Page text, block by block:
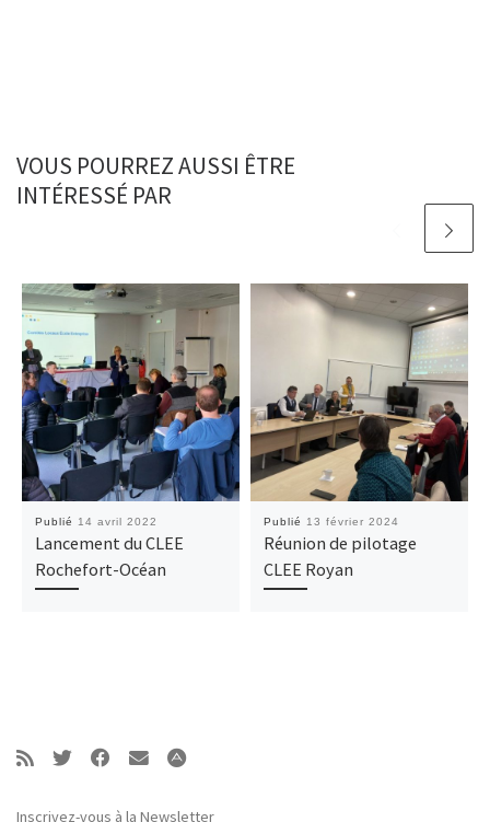
VOUS POURREZ AUSSI ÊTRE
INTÉRESSÉ PAR
Publié 14 avril 2022
Lancement du CLEE
Rochefort-Océan
Publié 13 février 2024
Réunion de pilotage
CLEE Royan
Inscrivez-vous à la Newsletter